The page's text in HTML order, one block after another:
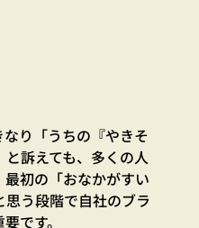
り「うちの『やきそ
訴えても、多くの人
初の「おなかがすい
う段階で自社のブラ
です。